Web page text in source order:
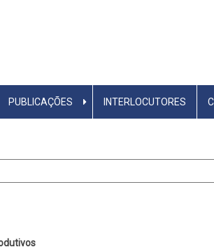
PUBLICAÇÕES INTERLOCUTORES